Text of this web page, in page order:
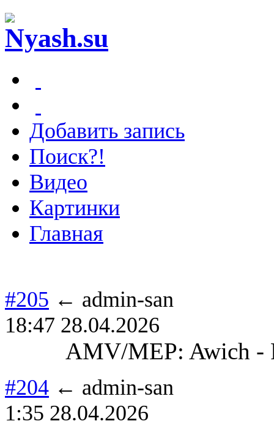
Добавить запись
Поиск?!
Видео
Картинки
Главная
#205 ← admin-san
18:47 28.04.2026
AMV/MEP: Awich -
#204 ← admin-san
1:35 28.04.2026